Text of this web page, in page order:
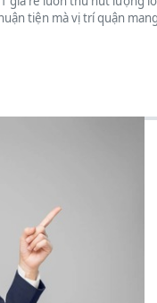
tiện mà vị trí quận